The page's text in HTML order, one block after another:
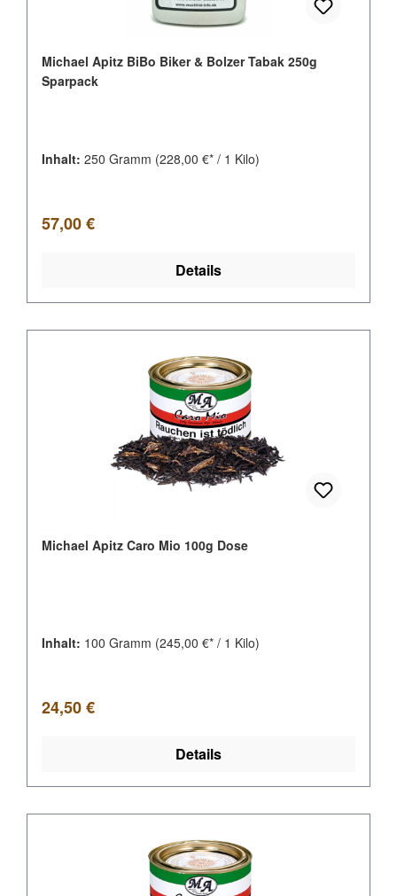
Michael Apitz BiBo Biker & Bolzer Tabak 250g
Sparpack
Inhalt: 250 Gramm (228,00 €* / 1 Kilo)
Regulärer Preis:
57,00 €
Details
Michael Apitz Caro Mio 100g Dose
Inhalt: 100 Gramm (245,00 €* / 1 Kilo)
Regulärer Preis:
24,50 €
Details